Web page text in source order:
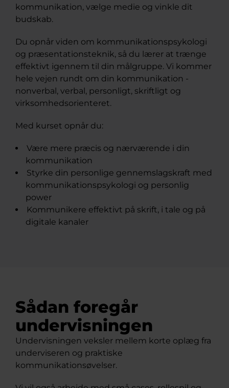
kommunikation, vælge medie og vinkle dit
budskab.
Du opnår viden om kommunikationspsykologi
og præsentationsteknik, så du lærer at trænge
effektivt igennem til din målgruppe. Vi kommer
hele vejen rundt om din kommunikation -
nonverbal, verbal, personligt, skriftligt og
virksomhedsorienteret.
Med kurset opnår du:
Være mere præcis og nærværende i din
kommunikation
Styrke din personlige gennemslagskraft med
kommunikationspsykologi og personlig
power
Kommunikere effektivt på skrift, i tale og på
digitale kanaler
Sådan foregår
undervisningen
Undervisningen veksler mellem korte oplæg fra
underviseren og praktiske
kommunikationsøvelser.